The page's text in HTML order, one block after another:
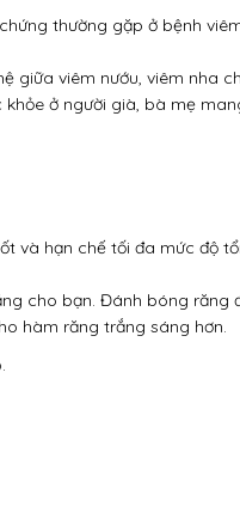
thường gặp ở bệnh
giữa viêm nướu, viêm nha
ở người già, bà mẹ
và hạn chế tối đa mức độ
cho bạn. Đánh bóng răng
hàm răng trắng sáng hơn.